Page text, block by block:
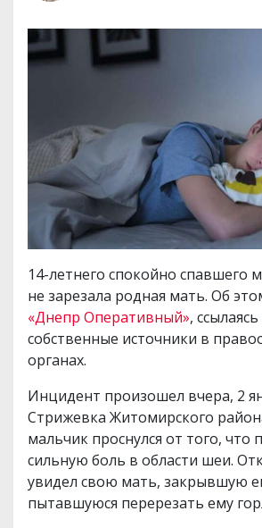
14-летнего спокойно спавшего
не зарезала родная мать. Об
«Днепр Оперативный»,
собственные источники в
органах.
Инцидент произошел вчера, 2
Стрижевка Житомирского
мальчик проснулся от того, что
сильную боль в области шеи.
увидел свою мать, закрывшую
пытавшуюся перерезать ему